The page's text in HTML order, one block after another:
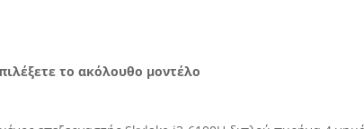
το ακόλουθο μοντέλο